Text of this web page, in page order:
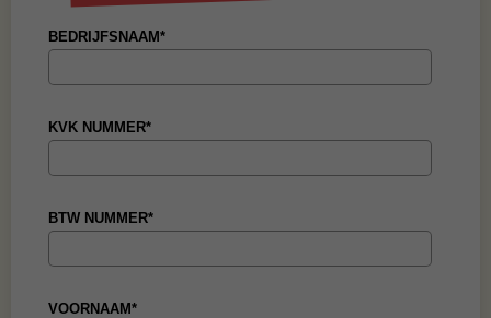
BEDRIJFSNAAM*
KVK NUMMER*
BTW NUMMER*
VOORNAAM*